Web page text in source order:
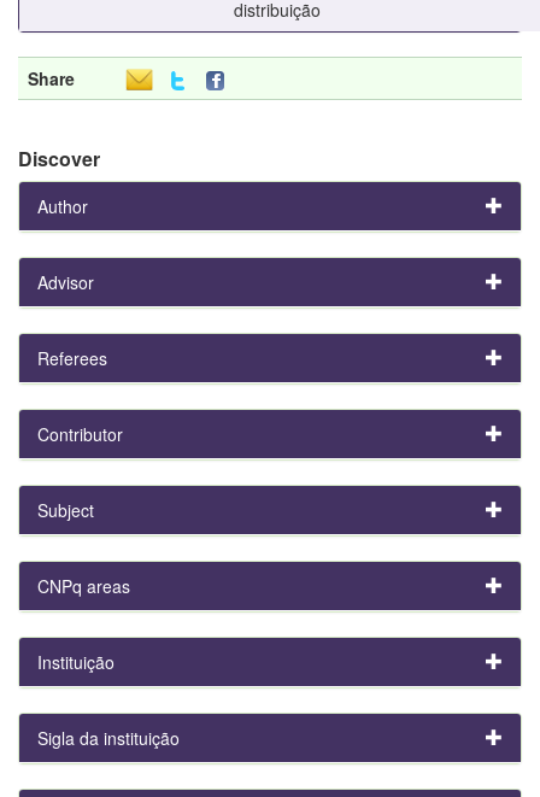
distribuição
Share
Discover
Author
Advisor
Referees
Contributor
Subject
CNPq areas
Instituição
Sigla da instituição